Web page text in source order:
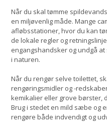
Når du skal tømme
en miljøvenlig måde. Mange
afløbsstationer, hvor du kan
de lokale regler og
engangshandsker og undgå
i naturen.
Når du rengør selve toilettet,
rengøringsmidler og -
kemikalier eller grove børster,
Brug i stedet en mild sæbe og
rengøre både indvendigt og